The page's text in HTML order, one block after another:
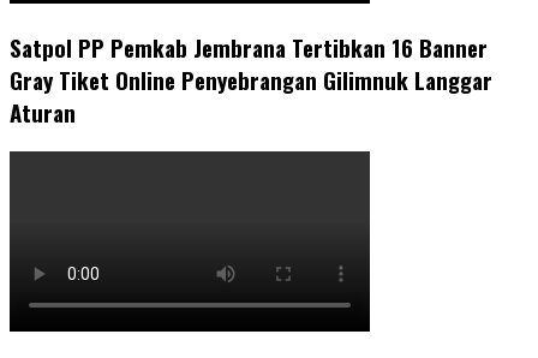
Satpol PP Pemkab Jembrana Tertibkan 16 Banner
Gray Tiket Online Penyebrangan Gilimnuk Langgar
Aturan